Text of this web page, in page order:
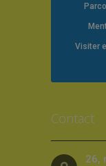
Visiter
Contact
26,